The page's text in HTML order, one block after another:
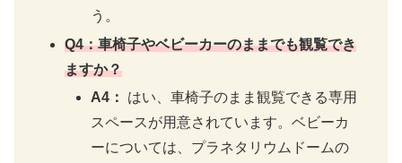
う。
Q4：車椅子やベビーカーのままでも観覧でき
ますか？
A4：
はい、車椅子のまま観覧できる専用
スペースが用意されています。ベビーカ
ーについては、プラネタリウムドームの